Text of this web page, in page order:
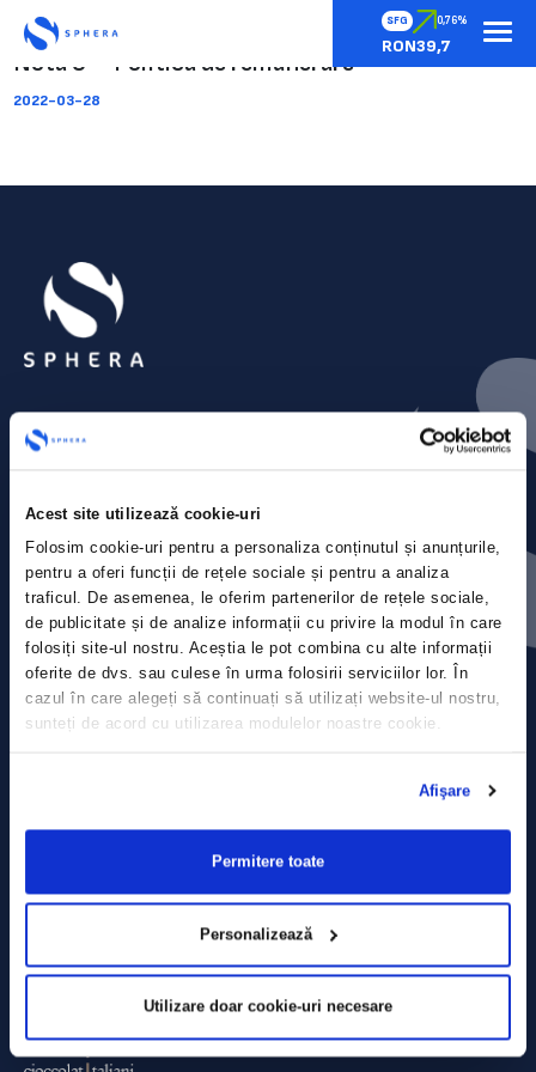
Acest site utilizează cookie-uri
Folosim cookie-uri pentru a personaliza conținutul și anunțurile,
pentru a oferi funcții de rețele sociale și pentru a analiza
traficul. De asemenea, le oferim partenerilor de rețele sociale,
de publicitate și de analize informații cu privire la modul în care
folosiți site-ul nostru. Aceștia le pot combina cu alte informații
oferite de dvs. sau culese în urma folosirii serviciilor lor. În
cazul în care alegeți să continuați să utilizați website-ul nostru,
sunteți de acord cu utilizarea modulelor noastre cookie.
Afişare
Permitere toate
Personalizează
Utilizare doar cookie-uri necesare
SFG 0,76%
RON39,7
Nota 6 – Politica de remunerare
2022-03-28
Contact
Comunicate de presă
Politica de confidențialitate
Politica de prelucrare a datelor